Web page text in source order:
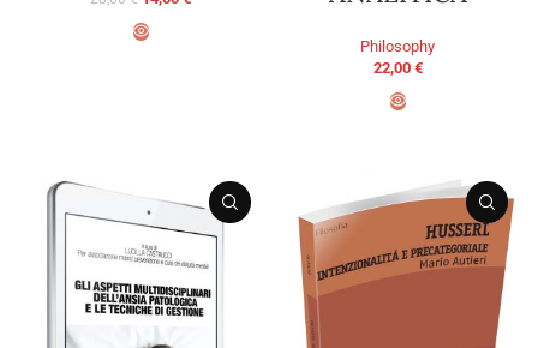
Philosophy
22,00 €